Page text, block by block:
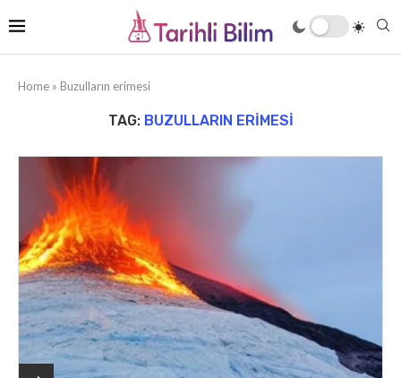
Home » Buzulların erimesi
TAG: BUZULLARIN ERIMESI